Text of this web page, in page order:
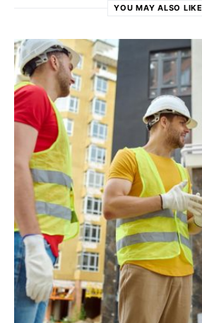
YOU MAY ALSO LIKE